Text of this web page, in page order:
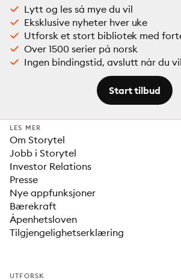
Lytt og les så mye du vil
Eksklusive nyheter hver uke
Utforsk et stort bibliotek med
Over 1500 serier på norsk
Ingen bindingstid, avslutt når du vil
Start tilbud
LES MER
Om Storytel
Jobb i Storytel
Investor Relations
Presse
Nye appfunksjoner
Bærekraft
Åpenhetsloven
Tilgjengelighetserklæring
UTFORSK